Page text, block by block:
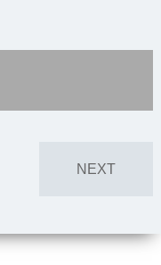
NEXT